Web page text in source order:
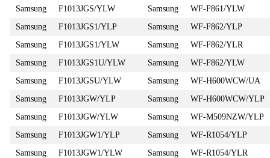
Samsung
F1013JGS/YLW Samsung
WF-F861/YLW
Samsung
F1013JGS1/YLP Samsung
WF-F862/YLP
Samsung
F1013JGS1/YLW Samsung
WF-F862/YLR
Samsung
F1013JGS1U/YLW Samsung
WF-F862/YLW
Samsung
F1013JGSU/YLW Samsung
WF-H600WCW/UA
Samsung
F1013JGW/YLP Samsung
WF-H600WCW/YLP
Samsung
F1013JGW/YLW Samsung
WF-M509NZW/YLP
Samsung
F1013JGW1/YLP Samsung
WF-R1054/YLP
Samsung
F1013JGW1/YLW Samsung
WF-R1054/YLR